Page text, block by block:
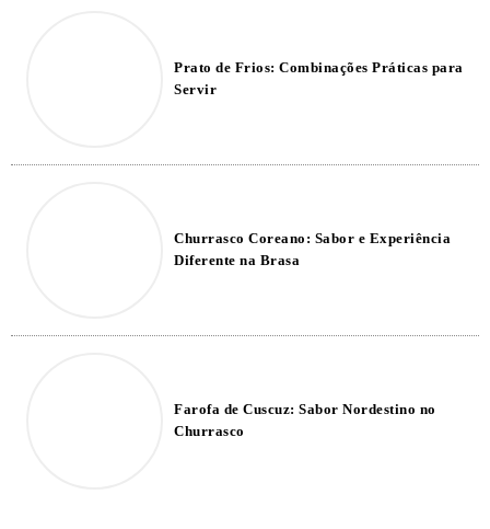
Prato de Frios: Combinações Práticas para
Servir
Churrasco Coreano: Sabor e Experiência
Diferente na Brasa
Farofa de Cuscuz: Sabor Nordestino no
Churrasco